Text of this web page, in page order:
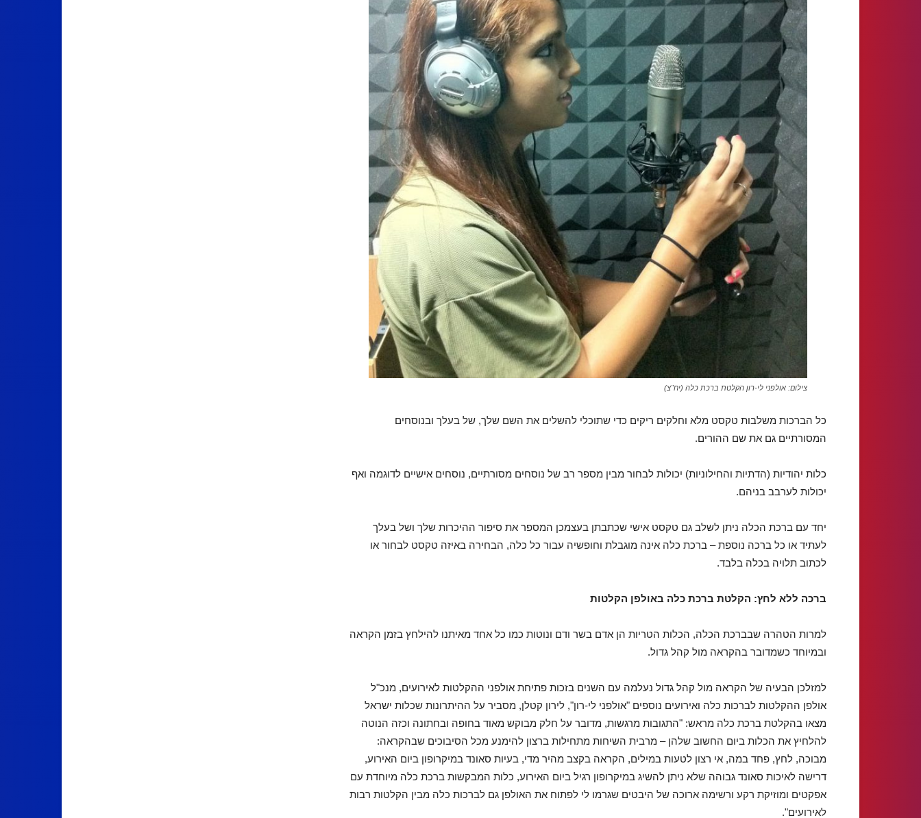
צילום: אולפני לי-רון הקלטת ברכת כלה (יח"צ)
כל הברכות משלבות טקסט מלא וחלקים ריקים כדי שתוכלי להשלים את השם שלך, של בעלך ובנוסחים
המסורתיים גם את שם ההורים.
כלות יהודיות (הדתיות והחילוניות) יכולות לבחור מבין מספר רב של נוסחים מסורתיים, נוסחים אישיים לדוגמה ואף
יכולות לערבב בניהם.
יחד עם ברכת הכלה ניתן לשלב גם טקסט אישי שכתבתן בעצמכן המספר את סיפור ההיכרות שלך ושל בעלך
לעתיד או כל ברכה נוספת – ברכת כלה אינה מוגבלת וחופשיה עבור כל כלה, הבחירה באיזה טקסט לבחור או
לכתוב תלויה בכלה בלבד.
ברכה ללא לחץ: הקלטת ברכת כלה באולפן הקלטות
למרות הטהרה שבברכת הכלה, הכלות הטריות הן אדם בשר ודם ונוטות כמו כל אחד מאיתנו להילחץ בזמן הקראה
ובמיוחד כשמדובר בהקראה מול קהל גדול.
למזלכן הבעיה של הקראה מול קהל גדול נעלמה עם השנים בזכות פתיחת אולפני ההקלטות לאירועים, מנכ"ל
אולפן ההקלטות לברכות כלה ואירועים נוספים "אולפני לי-רון", לירון קטלן, מסביר על ההיתרונות שכלות ישראל
מצאו בהקלטת ברכת כלה מראש: "התגובות מרגשות, מדובר על חלק מבוקש מאוד בחופה ובחתונה וכזה הנוטה
להלחיץ את הכלות ביום החשוב שלהן – מרבית השיחות מתחילות ברצון להימנע מכל הסיבוכים שבהקראה:
מבוכה, לחץ, פחד במה, אי רצון לטעות במילים, הקראה בקצב מהיר מדי, בעיות סאונד במיקרופון ביום האירוע,
דרישה לאיכות סאונד גבוהה שלא ניתן להשיג במיקרופון רגיל ביום האירוע, כלות המבקשות ברכת כלה מיוחדת עם
אפקטים ומוזיקת רקע ורשימה ארוכה של היבטים שגרמו לי לפתוח את האולפן גם לברכות כלה מבין הקלטות רבות
לאירועים".